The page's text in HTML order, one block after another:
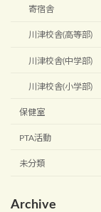
寄宿舎
川津校舎(高等部)
川津校舎(中学部)
川津校舎(小学部)
保健室
PTA活動
未分類
Archive